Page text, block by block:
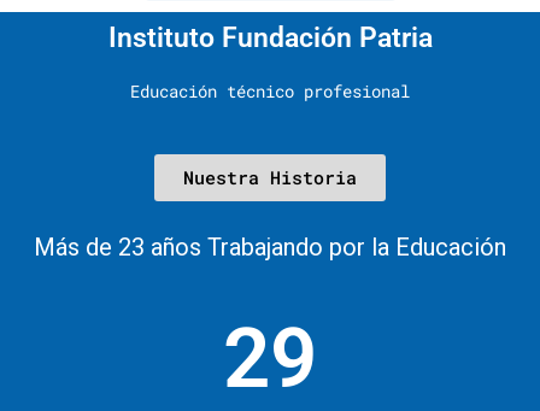
Instituto Fundación Patria
Educación técnico profesional
Nuestra Historia
Más de 23 años Trabajando por la Educación
29